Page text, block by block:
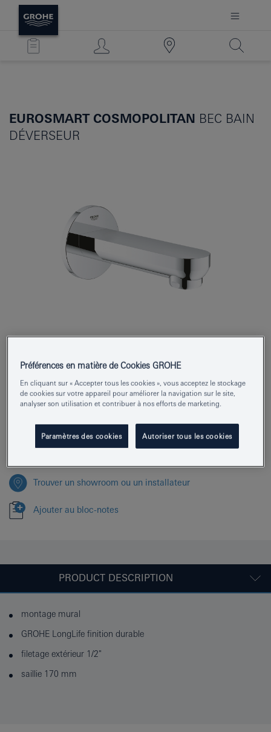
EUROSMART COSMOPOLITAN BEC BAIN
DÉVERSEUR
EAN 4005176877384
Couleur chromé
Télécharger la fiche technique (PDF)
Trouver un showroom ou un installateur
Ajouter au bloc-notes
PRODUCT DESCRIPTION
montage mural
GROHE LongLife finition durable
filetage extérieur 1/2"
saillie 170 mm
Préférences en matière de Cookies GROHE
En cliquant sur « Accepter tous les cookies », vous acceptez le stockage
de cookies sur votre appareil pour améliorer la navigation sur le site,
analyser son utilisation et contribuer à nos efforts de marketing.
Paramètres des cookies Autoriser tous les cookies